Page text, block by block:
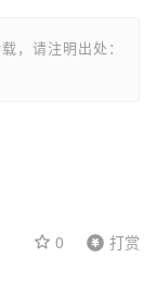
，请注明出处：
0 打赏